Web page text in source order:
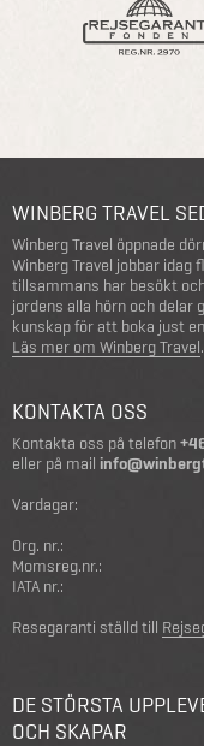
WINBERG TRAVEL
Winberg Travel öppnade
Winberg Travel jobbar
tillsammans har besökt
jordens alla hörn och delar
kunskap för att boka just
Läs mer om Winberg Travel.
KONTAKTA OSS
Kontakta oss på telefon
eller på mail
Vardagar:
Org. nr.:
Momsreg.nr.:
IATA nr.:
Resegaranti ställd till
DE STÖRSTA
OCH SKAPAR